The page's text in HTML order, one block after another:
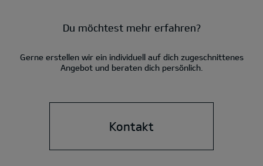
Du möchtest mehr erfahren?
Gerne erstellen wir ein individuell auf dich zugeschnittenes
Angebot und beraten dich persönlich.
Kontakt